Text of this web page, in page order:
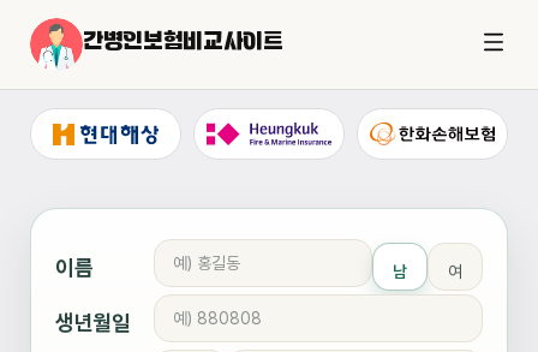
간병인보험비교사이트
이름 남 여
생년월일